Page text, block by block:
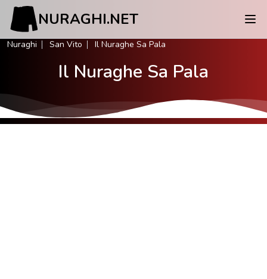
NURAGHI.NET
Nuraghi San Vito Il Nuraghe Sa Pala
Il Nuraghe Sa Pala